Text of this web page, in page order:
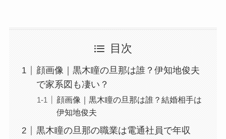
目次
顔画像｜黒木瞳の旦那は誰？伊知地俊夫
で家系図も凄い？
顔画像｜黒木瞳の旦那は誰？結婚相手は
伊知地俊夫
黒木瞳の旦那の職業は電通社員で年収